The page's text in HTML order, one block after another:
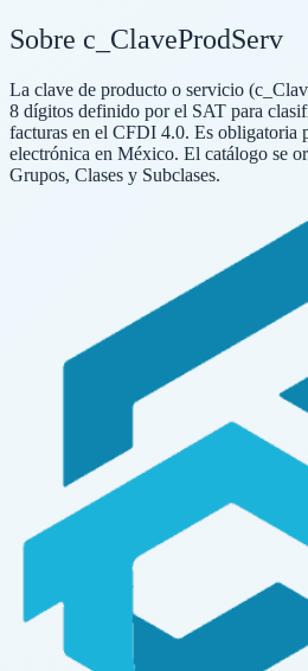
Sobre c_ClaveProdServ
La clave de producto o servicio
8 dígitos definido por el SAT para
facturas en el CFDI 4.0. Es obligatoria
electrónica en México. El catálogo se
Grupos, Clases y Subclases.